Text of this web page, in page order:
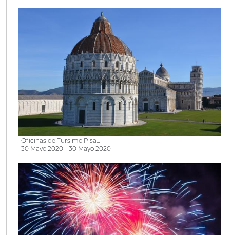
Oficinas de Tursimo Pisa...
30 Mayo 2020 - 30 Mayo 2020